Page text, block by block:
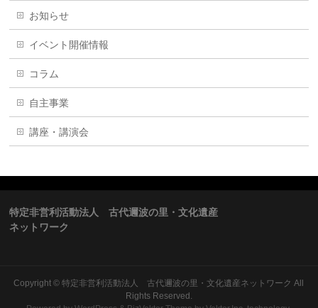
お知らせ
イベント開催情報
コラム
自主事業
講座・講演会
特定非営利活動法人 古代邇波の里・文化遺産
ネットワーク
Copyright ©特定非営利活動法人 古代邇波の里・文化遺産ネットワーク All
Rights Reserved.